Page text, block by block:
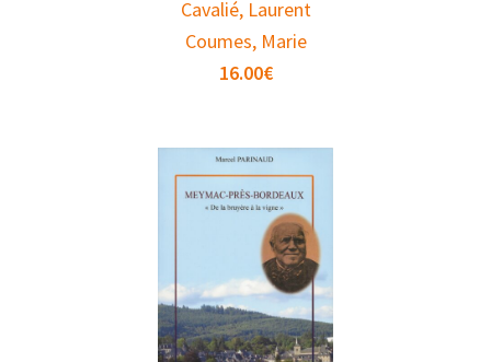
Cavalié, Laurent
Coumes, Marie
16.00€